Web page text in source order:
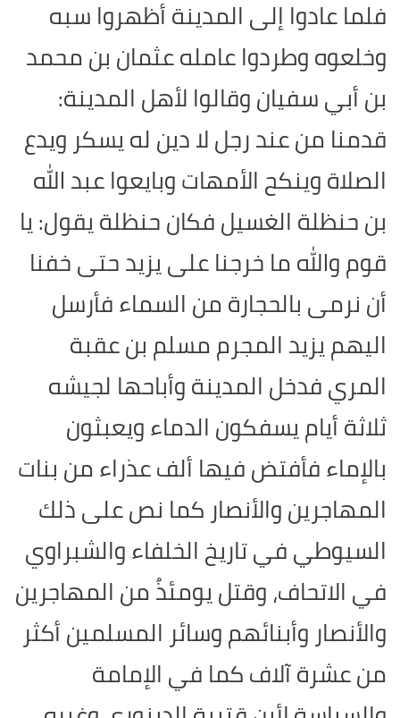
فلما عادوا إلى المدينة أظهروا سبه
وخلعوه وطردوا عامله عثمان بن محمد
بن أبي سفيان وقالوا لأهل المدينة:
قدمنا من عند رجل لا دين له يسكر ويدع
الصلاة وينكح الأمهات وبايعوا عبد الله
بن حنظلة الغسيل فكان حنظلة يقول: يا
قوم والله ما خرجنا على يزيد حتى خفنا
أن نرمى بالحجارة من السماء فأرسل
اليهم يزيد المجرم مسلم بن عقبة
المري فدخل المدينة وأباحها لجيشه
ثلاثة أيام يسفكون الدماء ويعبثون
بالإماء فأفتض فيها ألف عذراء من بنات
المهاجرين والأنصار كما نص على ذلك
السيوطي في تاريخ الخلفاء والشبراوي
في الاتحاف، وقتل يومئذُ من المهاجرين
والأنصار وأبنائهم وسائر المسلمين أكثر
من عشرة آلاف كما في الإمامة